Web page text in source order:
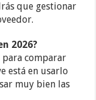
que gestionar
2026?
para comparar
está en usarlo
muy bien las